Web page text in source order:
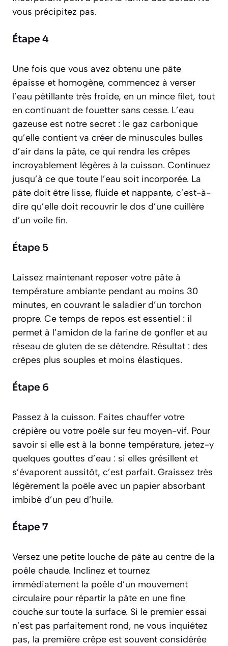
vous précipitez pas.
Étape 4
Une fois que vous avez obtenu une pâte
épaisse et homogène, commencez à verser
l’eau pétillante très froide, en un mince filet, tout
en continuant de fouetter sans cesse. L’eau
gazeuse est notre secret : le gaz carbonique
qu’elle contient va créer de minuscules bulles
d’air dans la pâte, ce qui rendra les crêpes
incroyablement légères à la cuisson. Continuez
jusqu’à ce que toute l’eau soit incorporée. La
pâte doit être lisse, fluide et nappante, c’est-à-
dire qu’elle doit recouvrir le dos d’une cuillère
d’un voile fin.
Étape 5
Laissez maintenant reposer votre pâte à
température ambiante pendant au moins 30
minutes, en couvrant le saladier d’un torchon
propre. Ce temps de repos est essentiel : il
permet à l’amidon de la farine de gonfler et au
réseau de gluten de se détendre. Résultat : des
crêpes plus souples et moins élastiques.
Étape 6
Passez à la cuisson. Faites chauffer votre
crêpière ou votre poêle sur feu moyen-vif. Pour
savoir si elle est à la bonne température, jetez-y
quelques gouttes d’eau : si elles grésillent et
s’évaporent aussitôt, c’est parfait. Graissez très
légèrement la poêle avec un papier absorbant
imbibé d’un peu d’huile.
Étape 7
Versez une petite louche de pâte au centre de la
poêle chaude. Inclinez et tournez
immédiatement la poêle d’un mouvement
circulaire pour répartir la pâte en une fine
couche sur toute la surface. Si le premier essai
n’est pas parfaitement rond, ne vous inquiétez
pas, la première crêpe est souvent considérée